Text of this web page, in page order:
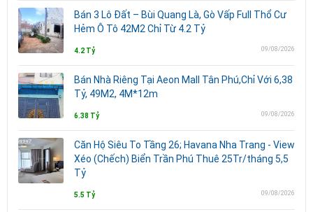
Bán 3 Lô Đất – Bùi Quang Là, Gò Vấp Full Thổ Cư
Hẻm Ô Tô 42M2 Chỉ Từ 4.2 Tỷ
4.2 Tỷ 09/08/2026
Bán Nhà Riêng Tại Aeon Mall Tân Phú,Chỉ Với 6,38
Tỷ, 49M2, 4M*12m
6.38 Tỷ 09/08/2026
Căn Hộ Siêu To Tầng 26; Havana Nha Trang - View
Xéo (Chếch) Biển Trần Phú Thuê 25Tr/tháng 5,5
Tỷ
5.5 Tỷ 09/08/2026